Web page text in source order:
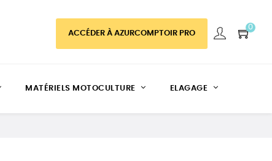
ACCÉDER À AZURCOMPTOIR PRO
0
MATÉRIELS MOTOCULTURE ELAGAGE